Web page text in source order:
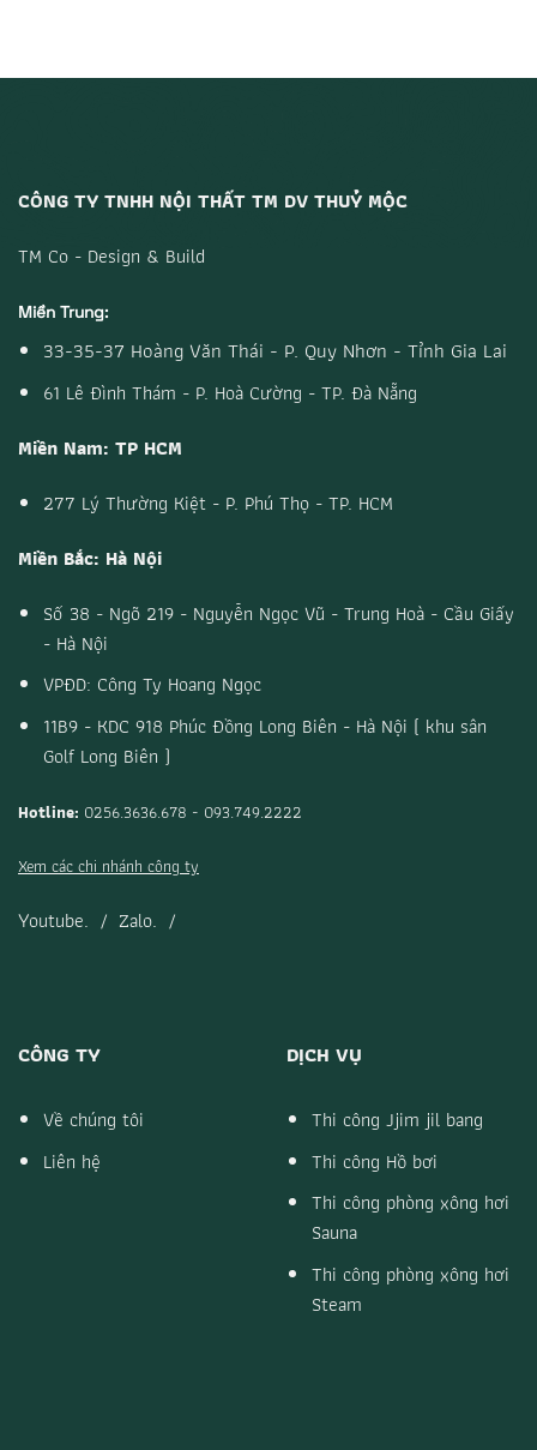
CÔNG TY TNHH NỘI THẤT TM DV THUỶ MỘC
TM Co - Design & Build
Miền Trung:
33-35-37 Hoàng Văn Thái - P. Quy Nhơn - Tỉnh Gia Lai
61 Lê Đình Thám - P. Hoà Cường - TP. Đà Nẵng
Miền Nam: TP HCM
277 Lý Thường Kiệt - P. Phú Thọ - TP. HCM
Miền Bắc: Hà Nội
Số 38 - Ngõ 219 - Nguyễn Ngọc Vũ - Trung Hoà - Cầu Giấy
- Hà Nội
VPĐD: Công Ty Hoang Ngọc
11B9 - KDC 918 Phúc Đồng Long Biên - Hà Nội ( khu sân
Golf Long Biên )
Hotline: 0256.3636.678 - 093.749.2222
Xem các chi nhánh công ty
Youtube. / Zalo. /
CÔNG TY
Về chúng tôi
Liên hệ
DỊCH VỤ
Thi công Jjim jil bang
Thi công Hồ bơi
Thi công phòng xông hơi
Sauna
Thi công phòng xông hơi
Steam